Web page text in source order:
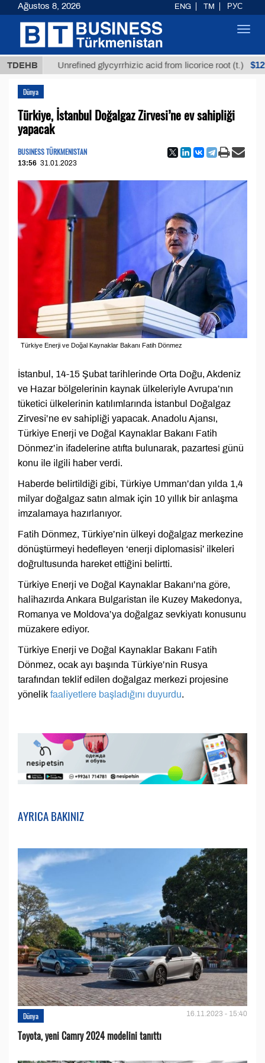
TDEHBUnrefined glycyrrhizic acid from licorice root (t.) $12935,18
Dünya
Türkiye, İstanbul Doğalgaz Zirvesi’ne ev sahipliği
yapacak
BUSINESS TÜRKMENISTAN
13:56 31.01.2023
Türkiye Enerji ve Doğal Kaynaklar Bakanı Fatih Dönmez
İstanbul, 14-15 Şubat tarihlerinde Orta Doğu, Akdeniz
ve Hazar bölgelerinin kaynak ülkeleriyle Avrupa’nın
tüketici ülkelerinin katılımlarında İstanbul Doğalgaz
Zirvesi’ne ev sahipliği yapacak. Anadolu Ajansı,
Türkiye Enerji ve Doğal Kaynaklar Bakanı Fatih
Dönmez’in ifadelerine atıfta bulunarak, pazartesi günü
konu ile ilgili haber verdi.
Haberde belirtildiği gibi, Türkiye Umman’dan yılda 1,4
milyar doğalgaz satın almak için 10 yıllık bir anlaşma
imzalamaya hazırlanıyor.
Fatih Dönmez, Türkiye’nin ülkeyi doğalgaz merkezine
dönüştürmeyi hedefleyen ‘enerji diplomasisi’ ilkeleri
doğrultusunda hareket ettiğini belirtti.
Türkiye Enerji ve Doğal Kaynaklar Bakanı’na göre,
halihazırda Ankara Bulgaristan ile Kuzey Makedonya,
Romanya ve Moldova’ya doğalgaz sevkiyatı konusunu
müzakere ediyor.
Türkiye Enerji ve Doğal Kaynaklar Bakanı Fatih
Dönmez, ocak ayı başında Türkiye’nin Rusya
tarafından teklif edilen doğalgaz merkezi projesine
yönelik faaliyetlere başladığını duyurdu.
AYRICA BAKINIZ
Dünya 16.11.2023 - 15:40
Toyota, yeni Camry 2024 modelini tanıttı
Ağustos 8, 2026 ENG TM РУС